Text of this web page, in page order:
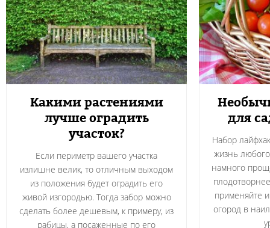
Какими растениями
лучше оградить
участок?
Если периметр вашего участка
излишне велик, то отличным выходом
из положения будет оградить его
живой изгородью. Тогда забор можно
сделать более дешевым, к примеру, из
рабицы, а посаженные по его
для
Набор
жизнь
намного
применяйте
огород в